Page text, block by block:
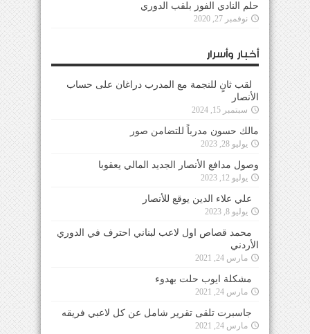
حلم النادي الفوز بلقب الدوري
نوفمبر 27, 2020
أخبار وأسرار
لقب ثانٍ للنجمة مع المدرب دراغان على حساب
الأنصار
سبتمبر 15, 2024
مالك حسون مدرباً للتضامن صور
يوليو 28, 2023
وصول مدافع الأنصار الجديد المالي يعقوبا
يوليو 12, 2023
علي علاء الدين يوقع للأنصار
يوليو 8, 2023
محمد قصاص اول لاعب لبناني احترف في الدوري
الأردني
مارس 24, 2021
مشكلة ايوب حلت بهدوء
مارس 24, 2021
جاسبرت تلقى تقرير شامل عن كل لاعبي فريقه
مارس 24, 2021